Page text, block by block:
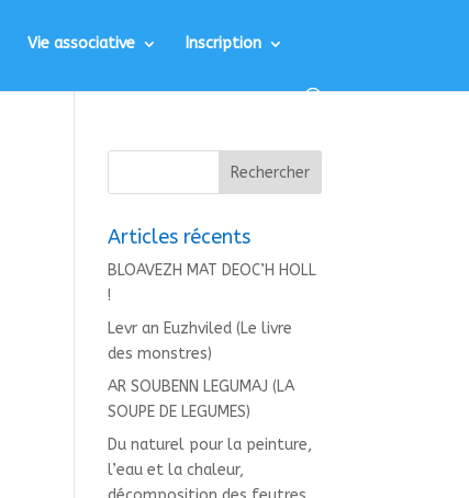
Vie associative Inscription
Articles récents
BLOAVEZH MAT DEOC’H HOLL
!
Levr an Euzhviled (Le livre
des monstres)
AR SOUBENN LEGUMAJ (LA
SOUPE DE LEGUMES)
Du naturel pour la peinture,
l’eau et la chaleur,